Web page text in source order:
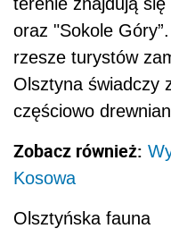
oraz "Sokole
rzesze turystów
Olsztyna świadczy
częściowo
Zobacz również:
Kosowa
Olsztyńska fauna